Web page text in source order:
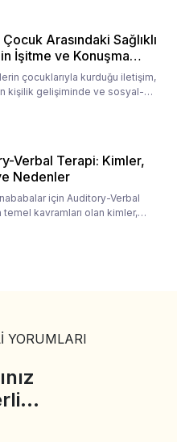
Arasındaki Sağlıklı
İşitme ve Konuşma
Rolü
çocuklarıyla kurduğu iletişim,
kişilik gelişiminde ve sosyal-
Verbal Terapi: Kimler,
Nedenler
için Auditory-Verbal
temel kavramları olan kimler,
YORUMLARI